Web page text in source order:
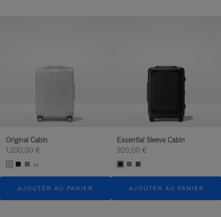
Original Cabin
1.200,00 €
+1
AJOUTER AU PANIER
Essential Sleeve Cabin
920,00 €
AJOUTER AU PANIER